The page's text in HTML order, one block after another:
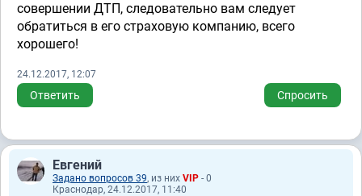
совершении ДТП, следовательно вам следует
обратиться в его страховую компанию, всего
хорошего!
24.12.2017, 12:07
Ответить Спросить
Евгений
Задано вопросов 39, из них VIP - 0
Краснодар, 24.12.2017, 11:40